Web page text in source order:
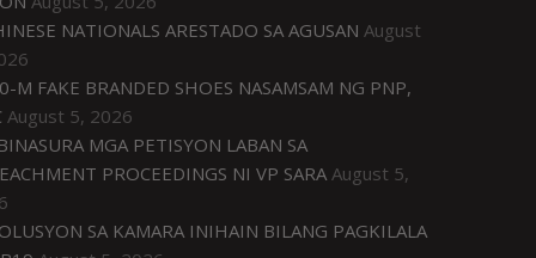
NATIONALS ARESTADO SA AGUSAN August
M FAKE BRANDED SHOES NASAMSAM NG PNP,
August 5, 2026
MGA PETISYON LABAN SA
PROCEEDINGS NI VP SARA August 5,
SA KAMARA INIHAIN BILANG PAGKILALA